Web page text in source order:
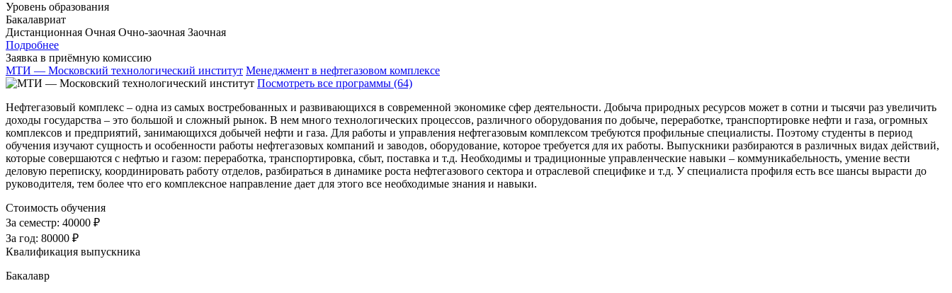
Уровень образования
Бакалавриат
Дистанционная Очная Очно-заочная Заочная
Подробнее
Заявка в приёмную комиссию
МТИ — Московский технологический институт Менеджмент в нефтегазовом комплексе
Посмотреть все программы (64)
Нефтегазовый комплекс – одна из самых востребованных и развивающихся в современной экономике сфер деятельности. Добыча природных ресурсов может в сотни и тысячи раз увеличить
доходы государства – это большой и сложный рынок. В нем много технологических процессов, различного оборудования по добыче, переработке, транспортировке нефти и газа, огромных
комплексов и предприятий, занимающихся добычей нефти и газа. Для работы и управления нефтегазовым комплексом требуются профильные специалисты. Поэтому студенты в период
обучения изучают сущность и особенности работы нефтегазовых компаний и заводов, оборудование, которое требуется для их работы. Выпускники разбираются в различных видах действий,
которые совершаются с нефтью и газом: переработка, транспортировка, сбыт, поставка и т.д. Необходимы и традиционные управленческие навыки – коммуникабельность, умение вести
деловую переписку, координировать работу отделов, разбираться в динамике роста нефтегазового сектора и отраслевой специфике и т.д. У специалиста профиля есть все шансы вырасти до
руководителя, тем более что его комплексное направление дает для этого все необходимые знания и навыки.
Стоимость обучения
За семестр: 40000 ₽
За год: 80000 ₽
Квалификация выпускника
Бакалавр